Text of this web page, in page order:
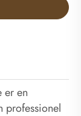
er en
professionel